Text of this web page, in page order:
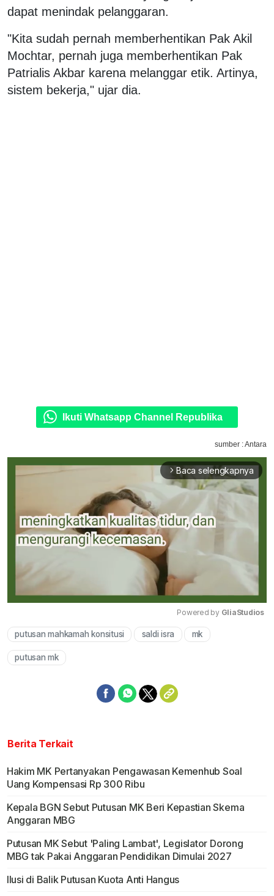
dapat menindak pelanggaran.
"Kita sudah pernah memberhentikan Pak Akil
Mochtar, pernah juga memberhentikan Pak
Patrialis Akbar karena melanggar etik. Artinya,
sistem bekerja," ujar dia.
Ikuti Whatsapp Channel Republika
sumber : Antara
arrow_forward_ios Baca selengkapnya
Powered by GliaStudios
putusan mahkamah konsitusi saldi isra mk
putusan mk
Berita Terkait
Hakim MK Pertanyakan Pengawasan Kemenhub Soal
Uang Kompensasi Rp 300 Ribu
Kepala BGN Sebut Putusan MK Beri Kepastian Skema
Anggaran MBG
Putusan MK Sebut 'Paling Lambat', Legislator Dorong
MBG tak Pakai Anggaran Pendidikan Dimulai 2027
Ilusi di Balik Putusan Kuota Anti Hangus